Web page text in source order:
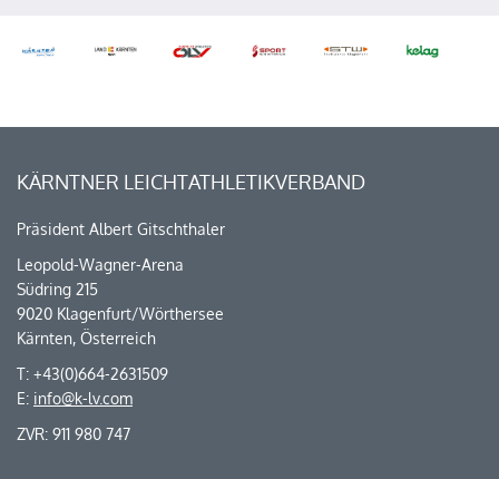
KÄRNTNER LEICHTATHLETIKVERBAND
Präsident Albert Gitschthaler
Leopold-Wagner-Arena
Südring 215
9020 Klagenfurt/Wörthersee
Kärnten, Österreich
T: +43(0)664-2631509
E: info@k-lv.com
ZVR: 911 980 747